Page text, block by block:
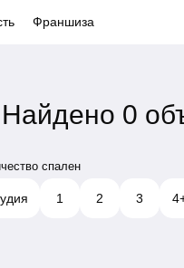
Франшиза
Найдено 0
спален
1 2 3